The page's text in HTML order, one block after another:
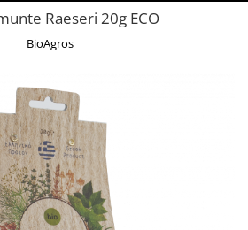
/ MIERE
Raeseri 20g ECO
BioAgros